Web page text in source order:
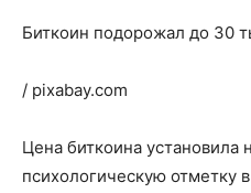
Биткоин подорожал до 30
/ pixabay.com
Цена биткоина
психологическую отметку